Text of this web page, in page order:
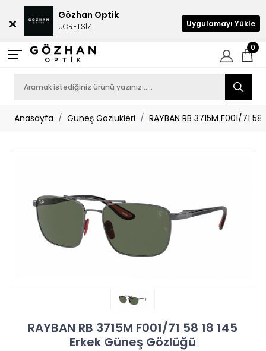
0
Anasayfa Güneş Gözlükleri RAYBAN RB 3715M F001/71
RAYBAN RB 3715M F001/71 58 18 145
Erkek Güneş Gözlüğü
Gözhan Optik
ÜCRETSİZ Uygulamayı Yükle